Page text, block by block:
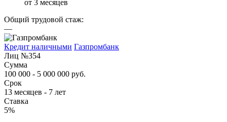
от 3 месяцев
Общий трудовой стаж:
—
Кредит наличными Газпромбанк
Лиц №354
Сумма
100 000 - 5 000 000 руб.
Срок
13 месяцев - 7 лет
Ставка
5%